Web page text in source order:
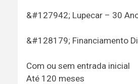
&#127942; Lupecar – 30
&#128179; Financiamento
Com ou sem entrada inicial
Até 120 meses